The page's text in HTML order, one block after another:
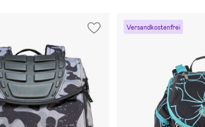
Versandkostenfrei